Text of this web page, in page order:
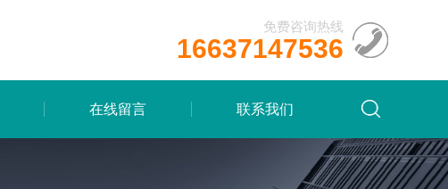
免费咨询热线
16637147536
在线留言 联系我们